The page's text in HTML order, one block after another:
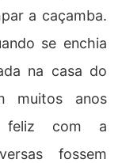
a caçamba.
se enchia
na casa do
muitos anos
feliz com a
fossem